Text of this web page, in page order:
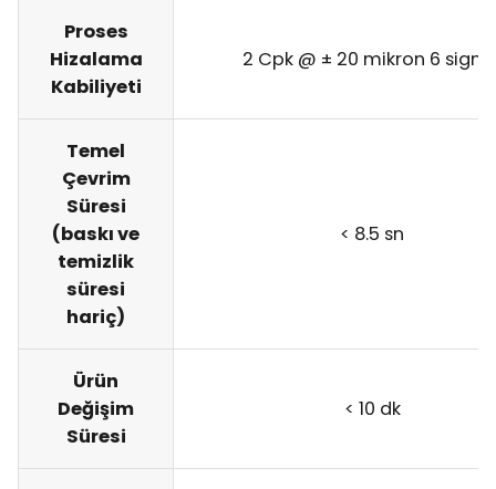
Proses
Hizalama
Kabiliyeti
2 Cpk @ ± 20 mikron 6
Temel
Çevrim
Süresi
(baskı ve
temizlik
süresi
hariç)
< 8.5 sn
Ürün
Değişim
Süresi
< 10 dk